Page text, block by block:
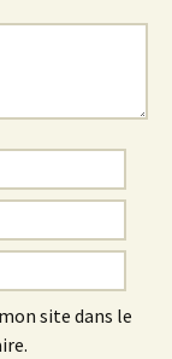
site dans le